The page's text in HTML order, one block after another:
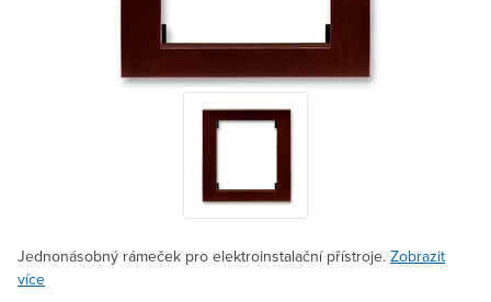
Jednonásobný rámeček pro elektroinstalační přístroje. Zobrazit
více